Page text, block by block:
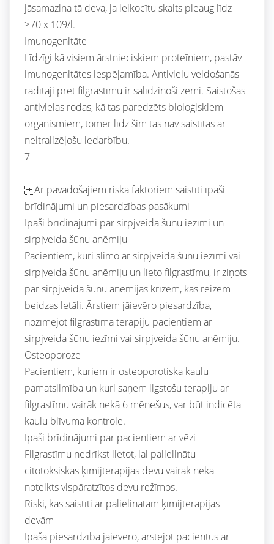
jāsamazina tā deva, ja leikocītu skaits pieaug līdz
>70 x 109/l.
Imunogenitāte
Līdzīgi kā visiem ārstnieciskiem proteīniem, pastāv
imunogenitātes iespējamība. Antivielu veidošanās
rādītāji pret filgrastīmu ir salīdzinoši zemi. Saistošās
antivielas rodas, kā tas paredzēts bioloģiskiem
organismiem, tomēr līdz šim tās nav saistītas ar
neitralizējošu iedarbību.
7
Ar pavadošajiem riska faktoriem saistīti īpaši
brīdinājumi un piesardzības pasākumi
Īpaši brīdinājumi par sirpjveida šūnu iezīmi un
sirpjveida šūnu anēmiju
Pacientiem, kuri slimo ar sirpjveida šūnu iezīmi vai
sirpjveida šūnu anēmiju un lieto filgrastīmu, ir ziņots
par sirpjveida šūnu anēmijas krīzēm, kas reizēm
beidzas letāli. Ārstiem jāievēro piesardzība,
nozīmējot filgrastīma terapiju pacientiem ar
sirpjveida šūnu iezīmi vai sirpjveida šūnu anēmiju.
Osteoporoze
Pacientiem, kuriem ir osteoporotiska kaulu
pamatslimība un kuri saņem ilgstošu terapiju ar
filgrastīmu vairāk nekā 6 mēnešus, var būt indicēta
kaulu blīvuma kontrole.
Īpaši brīdinājumi par pacientiem ar vēzi
Filgrastīmu nedrīkst lietot, lai palielinātu
citotoksiskās ķīmijterapijas devu vairāk nekā
noteikts vispāratzītos devu režīmos.
Riski, kas saistīti ar palielinātām ķīmijterapijas
devām
Īpaša piesardzība jāievēro, ārstējot pacientus ar